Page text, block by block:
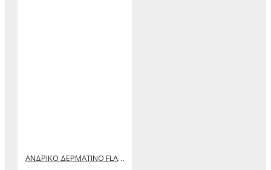
ΑΝΔΡΙΚΟ ΔΕΡΜΑΤΙΝΟ FLAT ΣΑΝΔΑΛΙ ΜΑΥΡΟ ΘΕΜΗΣ